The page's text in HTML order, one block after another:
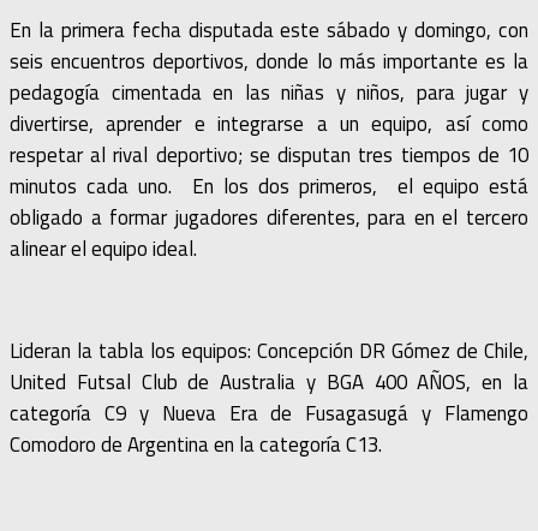
En la primera fecha disputada este sábado y domingo, con
seis encuentros deportivos, donde lo más importante es la
pedagogía cimentada en las niñas y niños, para jugar y
divertirse, aprender e integrarse a un equipo, así como
respetar al rival deportivo; se disputan tres tiempos de 10
minutos cada uno. En los dos primeros, el equipo está
obligado a formar jugadores diferentes, para en el tercero
alinear el equipo ideal.
Lideran la tabla los equipos: Concepción DR Gómez de Chile,
United Futsal Club de Australia y BGA 400 AÑOS, en la
categoría C9 y Nueva Era de Fusagasugá y Flamengo
Comodoro de Argentina en la categoría C13.